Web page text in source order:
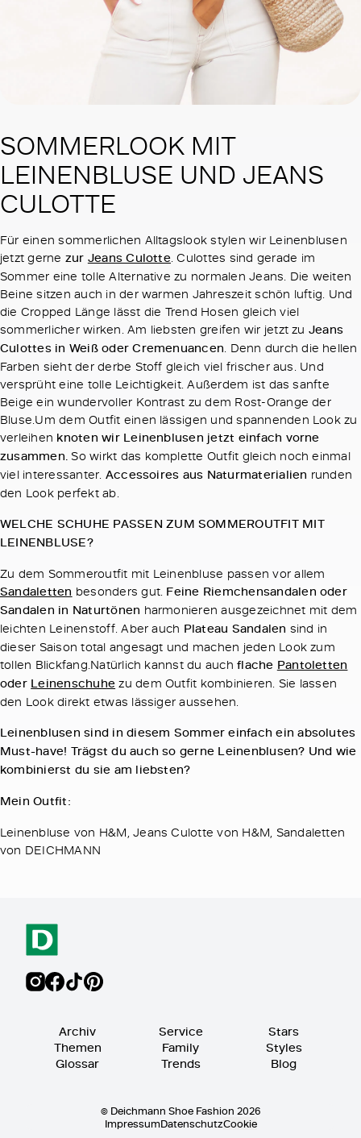
SOMMERLOOK MIT
LEINENBLUSE UND JEANS
CULOTTE
Für einen sommerlichen Alltagslook stylen wir Leinenblusen
jetzt gerne zur Jeans Culotte. Culottes sind gerade im
Sommer eine tolle Alternative zu normalen Jeans. Die weiten
Beine sitzen auch in der warmen Jahreszeit schön luftig. Und
die Cropped Länge lässt die Trend Hosen gleich viel
sommerlicher wirken. Am liebsten greifen wir jetzt zu Jeans
Culottes in Weiß oder Cremenuancen . Denn durch die hellen
Farben sieht der derbe Stoff gleich viel frischer aus. Und
versprüht eine tolle Leichtigkeit. Außerdem ist das sanfte
Beige ein wundervoller Kontrast zu dem Rost-Orange der
Bluse.Um dem Outfit einen lässigen und spannenden Look zu
verleihen knoten wir Leinenblusen jetzt einfach vorne
zusammen. So wirkt das komplette Outfit gleich noch einmal
viel interessanter. Accessoires aus Naturmaterialien runden
den Look perfekt ab.
WELCHE SCHUHE PASSEN ZUM SOMMEROUTFIT MIT
LEINENBLUSE?
Zu dem Sommeroutfit mit Leinenbluse passen vor allem
Sandaletten besonders gut. Feine Riemchensandalen oder
Sandalen in Naturtönen harmonieren ausgezeichnet mit dem
leichten Leinenstoff. Aber auch Plateau Sandalen sind in
dieser Saison total angesagt und machen jeden Look zum
tollen Blickfang.Natürlich kannst du auchflache Pantoletten
oder Leinenschuhe zu dem Outfit kombinieren. Sie lassen
den Look direkt etwas lässiger aussehen.
Leinenblusen sind in diesem Sommer einfach ein absolutes
Must-have! Trägst du auch so gerne Leinenblusen? Und wie
kombinierst du sie am liebsten?
Mein Outfit:
Leinenbluse von H&M, Jeans Culotte von H&M, Sandaletten
von DEICHMANN
Archiv
Themen
Glossar
Service
Family
Trends
Stars
Styles
Blog
© Deichmann Shoe Fashion 2026
ImpressumDatenschutzCookie